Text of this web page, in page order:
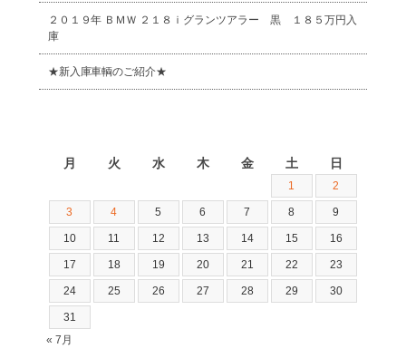
２０１９年 ＢＭＷ ２１８ｉグランツアラー 黒 １８５万円入
庫
★新入庫車輌のご紹介★
月 火 水 木 金 土 日
1 2
3 4 5 6 7 8 9
10 11 12 13 14 15 16
17 18 19 20 21 22 23
24 25 26 27 28 29 30
31
« 7月